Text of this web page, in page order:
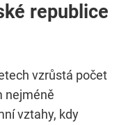
republice
vzrůstá počet
nejméně
vztahy, kdy